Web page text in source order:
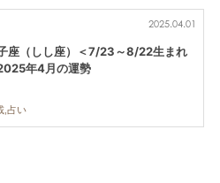
2025.04.01
座（しし座）＜7/23～8/22生まれ
年4月の運勢
,占い